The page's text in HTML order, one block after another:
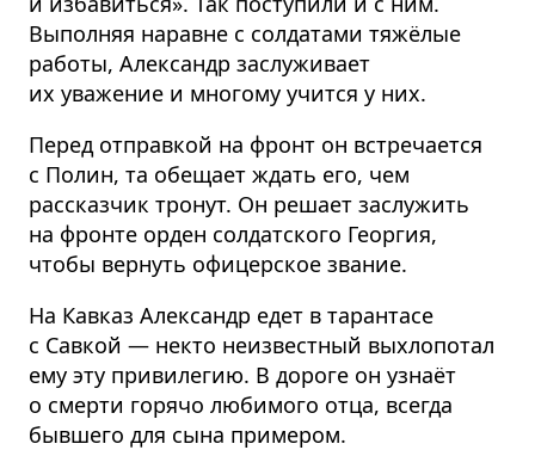
Выполняя наравне с солдатами тяжёлые
работы, Александр заслуживает
их уважение и многому учится у них.
Перед отправкой на фронт он встречается
с Полин, та обещает ждать его, чем
рассказчик тронут. Он решает заслужить
на фронте орден солдатского Георгия,
чтобы вернуть офицерское звание.
На Кавказ Александр едет в тарантасе
с Савкой — некто неизвестный выхлопотал
ему эту привилегию. В дороге он узнаёт
о смерти горячо любимого отца, всегда
бывшего для сына примером.